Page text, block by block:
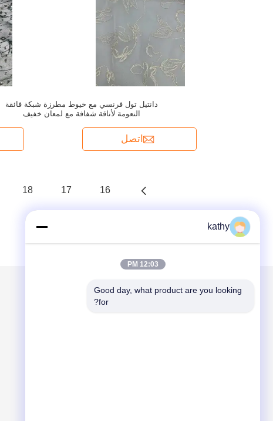
دانتيل تول فرنسي مع خيوط مطرزة شبكة فائقة
النعومة لأناقة شفافة مع لمعان خفيف
اتصل
16
17
18
kathy
12:03 PM
Good day, what product are you looking
for?